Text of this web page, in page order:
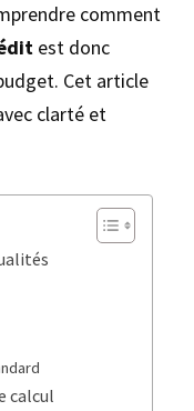
comment
est donc
Cet article
clarté et
calcul